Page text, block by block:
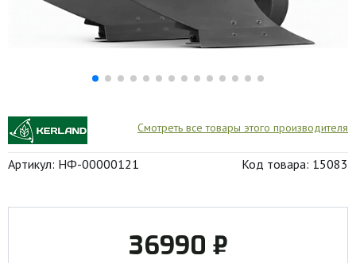
Смотреть все товары этого производителя
Артикул: НФ-00000121 Код товара: 15083
36990 ₽